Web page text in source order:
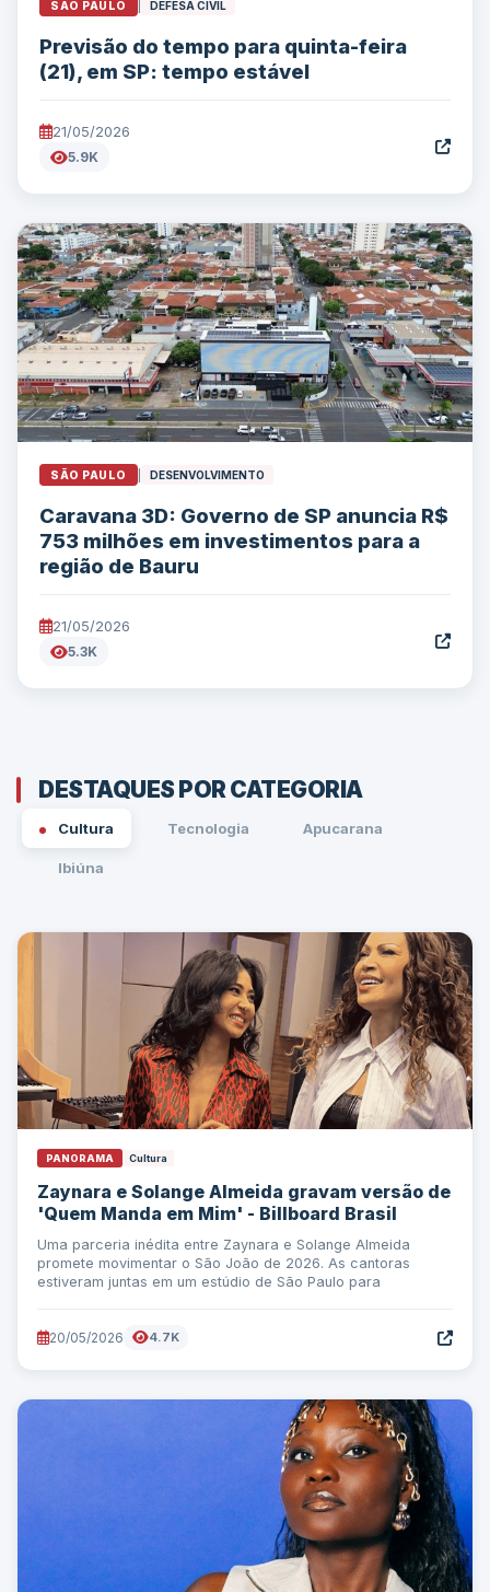
SÃO PAULO DEFESA CIVIL
Previsão do tempo para quinta-feira
(21), em SP: tempo estável
21/05/2026
5.9K
SÃO PAULO DESENVOLVIMENTO
Caravana 3D: Governo de SP anuncia R$
753 milhões em investimentos para a
região de Bauru
21/05/2026
5.3K
DESTAQUES POR CATEGORIA
Cultura Tecnologia Apucarana
Ibiúna
PANORAMA Cultura
Zaynara e Solange Almeida gravam versão de
'Quem Manda em Mim' - Billboard Brasil
Uma parceria inédita entre Zaynara e Solange Almeida
promete movimentar o São João de 2026. As cantoras
estiveram juntas em um estúdio de São Paulo para
20/05/2026 4.7K